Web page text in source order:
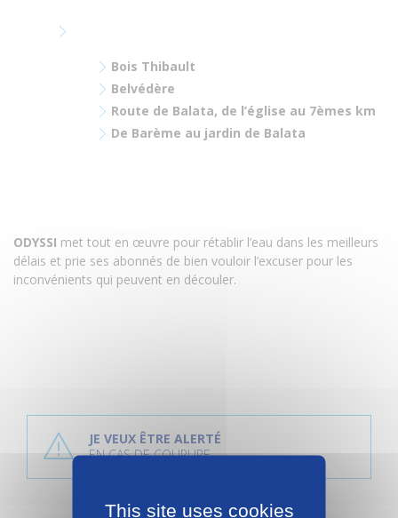
Bois Thibault
Belvédère
Route de Balata, de l’église au 7èmes km
De Barème au jardin de Balata
ODYSSI met tout en œuvre pour rétablir l’eau dans les meilleurs
délais et prie ses abonnés de bien vouloir l’excuser pour les
inconvénients qui peuvent en découler.
P
d
JE VEUX ÊTRE ALERTÉ
EN CAS DE COUPURE
This site uses cookies